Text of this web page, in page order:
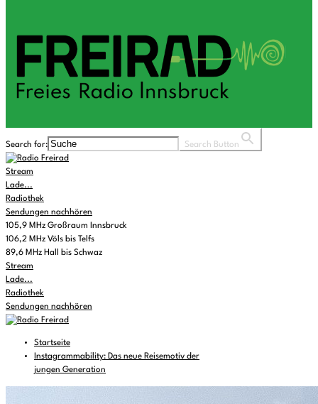
Search for: Search Button
Stream
Lade...
Radiothek
Sendungen nachhören
105,9 MHz Großraum Innsbruck
106,2 MHz Völs bis Telfs
89,6 MHz Hall bis Schwaz
Stream
Lade...
Radiothek
Sendungen nachhören
Startseite
Instagrammability: Das neue Reisemotiv der
jungen Generation